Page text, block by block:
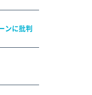
ンに批判